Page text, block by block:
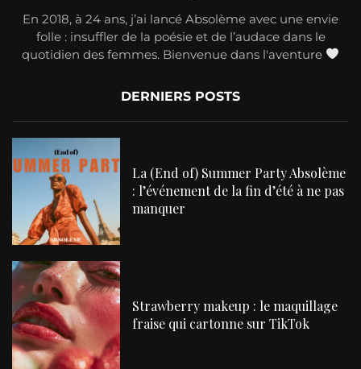
En 2018, à 24 ans, j’ai lancé Absolème avec une envie
folle : insuffler de la poésie et de l’audace dans le
quotidien des femmes. Bienvenue dans l'aventure
DERNIERS POSTS
La (End of) Summer Party Absolème
: l’événement de la fin d’été à ne pas
manquer
Strawberry makeup : le maquillage
fraise qui cartonne sur TikTok